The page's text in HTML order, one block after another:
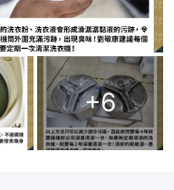
+6